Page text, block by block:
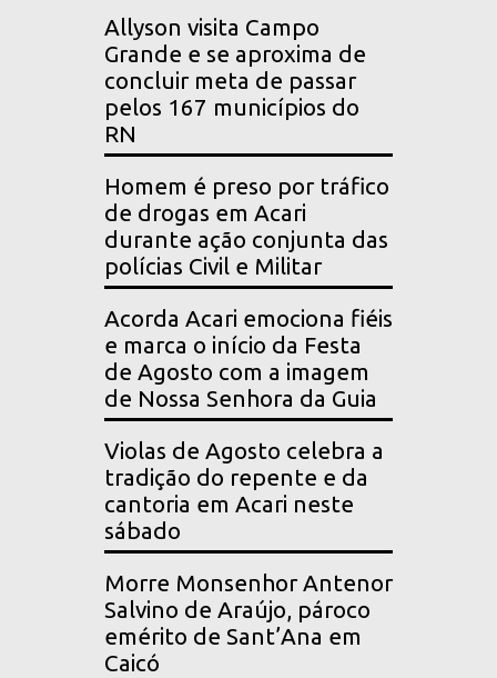
Allyson visita Campo
Grande e se aproxima de
concluir meta de passar
pelos 167 municípios do
RN
Homem é preso por tráfico
de drogas em Acari
durante ação conjunta das
polícias Civil e Militar
Acorda Acari emociona fiéis
e marca o início da Festa
de Agosto com a imagem
de Nossa Senhora da Guia
Violas de Agosto celebra a
tradição do repente e da
cantoria em Acari neste
sábado
Morre Monsenhor Antenor
Salvino de Araújo, pároco
emérito de Sant’Ana em
Caicó